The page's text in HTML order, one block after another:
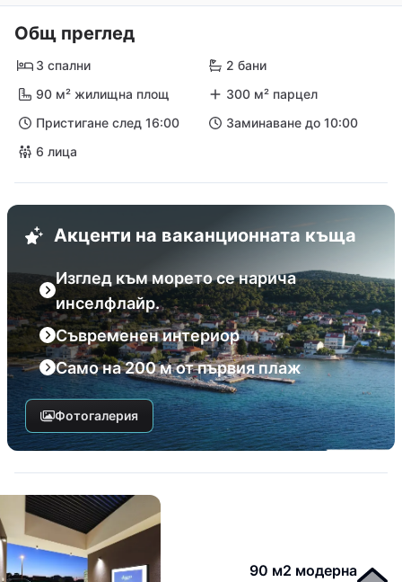
Общ преглед
3 спални
2 бани
90 м² жилищна площ
300 м² парцел
Пристигане след 16:00
Заминаване до 10:00
6 лица
Акценти на ваканционната къща
Изглед към морето се нарича
инселфлайр.
Съвременен интериор
Само на 200 м от първия плаж
Фотогалерия
90 м2 модерна